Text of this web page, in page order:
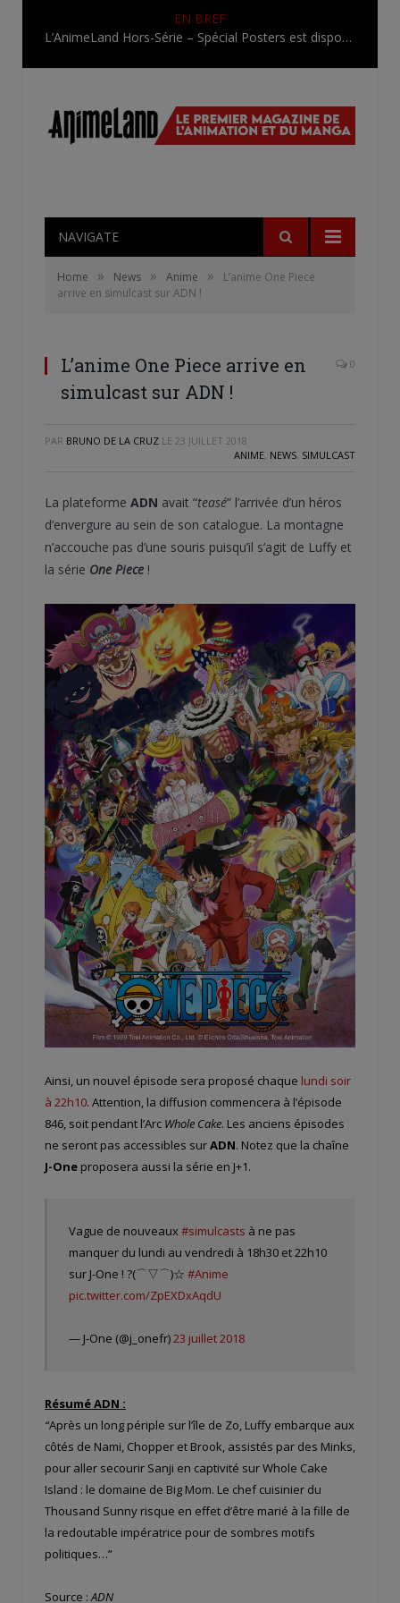
EN BREF
L’AnimeLand Hors-Série – Spécial Posters est disponible !
NAVIGATE
Home » News » Anime »
L’anime One Piece
arrive en simulcast sur ADN !
L’anime One Piece arrive en
simulcast sur ADN !
0
PAR BRUNO DE LA CRUZ LE 23 JUILLET 2018
ANIME, NEWS, SIMULCAST
La plateforme ADN avait “teasé” l’arrivée d’un héros
d’envergure au sein de son catalogue. La montagne
n’accouche pas d’une souris puisqu’il s’agit de Luffy et
la série One Piece !
Ainsi, un nouvel épisode sera proposé chaque lundi soir
à 22h10. Attention, la diffusion commencera à l’épisode
846, soit pendant l’Arc Whole Cake. Les anciens épisodes
ne seront pas accessibles surADN. Notez que la chaîne
J-One proposera aussi la série en J+1.
Vague de nouveaux#simulcasts à ne pas
manquer du lundi au vendredi à 18h30 et 22h10
sur J-One ! ?(⌒▽⌒)☆#Anime
pic.twitter.com/ZpEXDxAqdU
— J-One (@j_onefr)23 juillet 2018
Résumé ADN :
“Après un long périple sur l’île de Zo, Luffy embarque aux
côtés de Nami, Chopper et Brook, assistés par des Minks,
pour aller secourir Sanji en captivité sur Whole Cake
Island : le domaine de Big Mom. Le chef cuisinier du
Thousand Sunny risque en effet d’être marié à la fille de
la redoutable impératrice pour de sombres motifs
politiques…”
Source :ADN